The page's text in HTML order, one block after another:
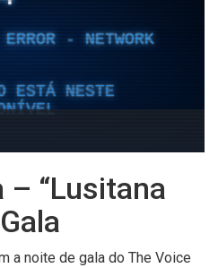
– “Lusitana
a noite de gala do The Voice